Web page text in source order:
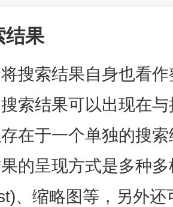
结果
搜索结果自身也看
索结果可以出现在
在于一个单独的搜
的呈现方式是多种
、缩略图等，另外